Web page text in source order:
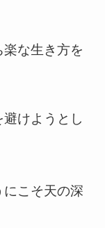
な生き方を
けようとし
にこそ天の深